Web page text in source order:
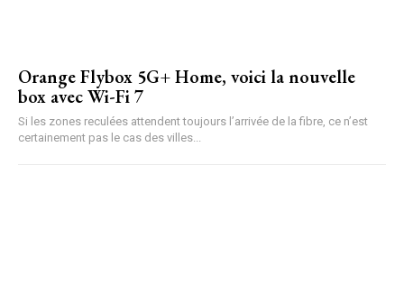
Orange Flybox 5G+ Home, voici la nouvelle
box avec Wi-Fi 7
Si les zones reculées attendent toujours l’arrivée de la fibre, ce n’est
certainement pas le cas des villes...